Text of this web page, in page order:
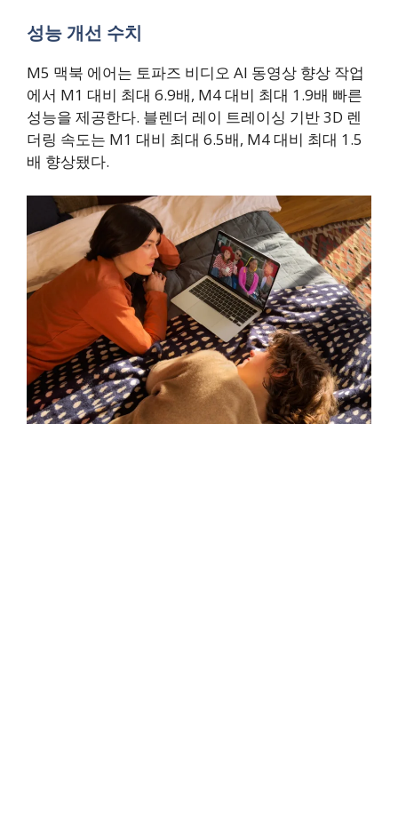
성능 개선 수치
M5 맥북 에어는 토파즈 비디오 AI 동영상 향상 작업
에서 M1 대비 최대 6.9배, M4 대비 최대 1.9배 빠른
성능을 제공한다. 블렌더 레이 트레이싱 기반 3D 렌
더링 속도는 M1 대비 최대 6.5배, M4 대비 최대 1.5
배 향상됐다.